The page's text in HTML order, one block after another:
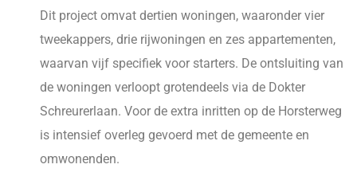
Dit project omvat dertien woningen, waaronder vier
tweekappers, drie rijwoningen en zes appartementen,
waarvan vijf specifiek voor starters. De ontsluiting van
de woningen verloopt grotendeels via de Dokter
Schreurerlaan. Voor de extra inritten op de Horsterweg
is intensief overleg gevoerd met de gemeente en
omwonenden.